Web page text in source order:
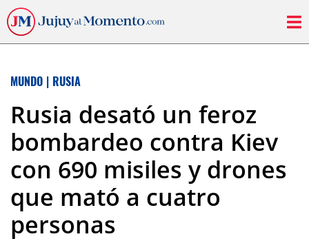
MUNDO | RUSIA
Rusia desató un feroz
bombardeo contra Kiev
con 690 misiles y drones
que mató a cuatro
personas